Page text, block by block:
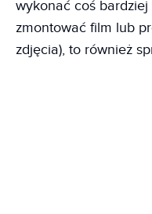
wykonać coś
zmontować film lub
zdjęcia), to również